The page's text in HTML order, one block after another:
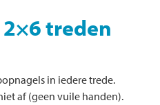
treden
in iedere trede.
af (geen vuile handen).